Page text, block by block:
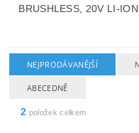
BRUSHLESS, 20V LI-
NEJPRODÁVANĚJŠÍ
ABECEDNĚ
2 položek celkem